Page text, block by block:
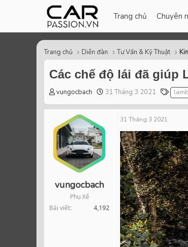
Trang chủ Chuyên
Trang chủ Diễn đàn Tư Vấn & Kỹ Thuật
Các chế độ lái đã giúp
T
r
a
d
s
t
r
r
vungocbach
S
a
t
31 Tháng 3 2021
T
a
g
vungocbach
Phụ Xế
Bài viết
4,192
31 Tháng 3 2021